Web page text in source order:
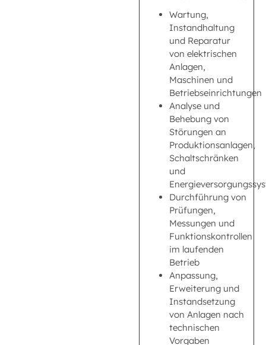
Wartung,
Instandhaltung
und Reparatur
von elektrischen
Anlagen,
Maschinen und
Betriebseinrichtungen
Analyse und
Behebung von
Störungen an
Produktionsanlagen,
Schaltschränken
und
Durchführung von
Prüfungen,
Messungen und
Funktionskontrollen
im laufenden
Betrieb
Anpassung,
Erweiterung und
Instandsetzung
von Anlagen nach
technischen
Vorgaben